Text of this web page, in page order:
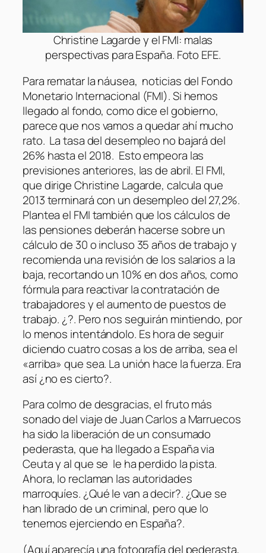
Christine Lagarde y el FMI: malas
perspectivas para España. Foto EFE.
Para rematar la náusea, noticias del Fondo
Monetario Internacional (FMI). Si hemos
llegado al fondo, como dice el gobierno,
parece que nos vamos a quedar ahí mucho
rato. La tasa del desempleo no bajará del
26% hasta el 2018. Esto empeora las
previsiones anteriores, las de abril. El FMI,
que dirige Christine Lagarde, calcula que
2013 terminará con un desempleo del 27,2%.
Plantea el FMI también que los cálculos de
las pensiones deberán hacerse sobre un
cálculo de 30 o incluso 35 años de trabajo y
recomienda una revisión de los salarios a la
baja, recortando un 10% en dos años, como
fórmula para reactivar la contratación de
trabajadores y el aumento de puestos de
trabajo. ¿?. Pero nos seguirán mintiendo, por
lo menos intentándolo. Es hora de seguir
diciendo cuatro cosas a los de arriba, sea el
«arriba» que sea. La unión hace la fuerza. Era
así ¿no es cierto?.
Para colmo de desgracias, el fruto más
sonado del viaje de Juan Carlos a Marruecos
ha sido la liberación de un consumado
pederasta, que ha llegado a España via
Ceuta y al que se le ha perdido la pista.
Ahora, lo reclaman las autoridades
marroquíes. ¿Qué le van a decir?. ¿Que se
han librado de un criminal, pero que lo
tenemos ejerciendo en España?.
(Aquí aparecía una fotografía del pederasta,